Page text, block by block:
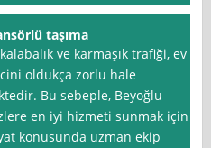
taşıma
ve karmaşık trafiği, ev
oldukça zorlu hale
Bu sebeple, Beyoğlu
en iyi hizmeti sunmak için
konusunda uzman ekip